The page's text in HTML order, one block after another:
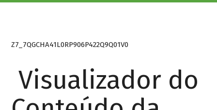
Z7_7QGCHA41L0RP906P422Q9Q01V0
Visualizador do